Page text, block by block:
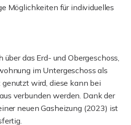
Möglichkeiten für individuelles
über das Erd- und Obergeschoss,
im Untergeschoss als
wird, diese kann bei
verbunden werden. Dank der
neuen Gasheizung (2023) ist